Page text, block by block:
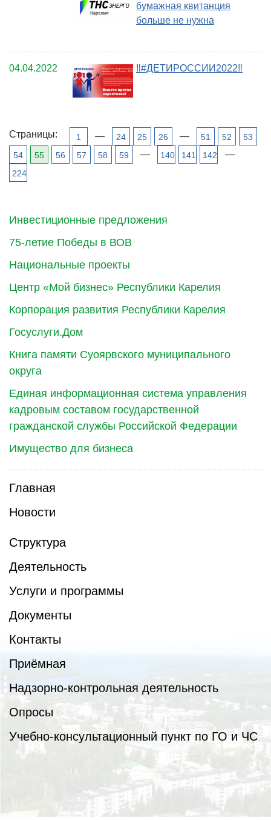
Инвестиционные предложения
75-летие Победы в ВОВ
Национальные проекты
Центр «Мой бизнес» Республики Карелия
Корпорация развития Республики Карелия
Госуслуги.Дом
Книга памяти Суоярвского муниципального
округа
Единая информационная система управления
кадровым составом государственной
гражданской службы Российской Федерации
Имущество для бизнеса
Главная
Новости
Структура
Деятельность
Услуги и программы
Документы
Контакты
Приёмная
Надзорно-контрольная деятельность
Опросы
Учебно-консультационный пункт по ГО и ЧС
бумажная квитанция
больше не нужна
04.04.2022 ‼#ДЕТИРОССИИ2022‼
Страницы: 1 — 24 25 26 — 51 52
53
54
55 56 57 58 59 — 140 141 142 —
224